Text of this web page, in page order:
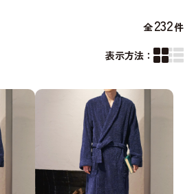
全232件
表示方法：